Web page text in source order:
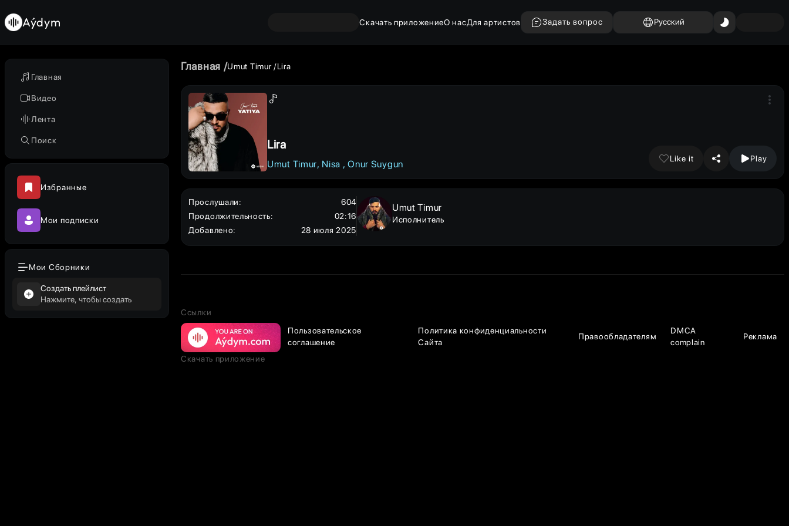
Главная
Видео
Лента
Поиск
Избранные
Мои подписки
Мои Сборники
Создать плейлист
Нажмите, чтобы создать
Aýdym Скачать приложениеО насДля артистов Задать вопрос Русский
Главная Umut Timur Lira
Lira
Umut Timur Nisa Onur Suygun
Like it Play
Прослушали:
604
Продолжительность:
02:16
Добавлено: 28 июля 2025
Umut Timur
Исполнитель
Ссылки
Пользовательское
соглашение
Политика конфиденциальности
Сайта
Правообладателям
DMCA
complain
Реклама
Скачать приложение